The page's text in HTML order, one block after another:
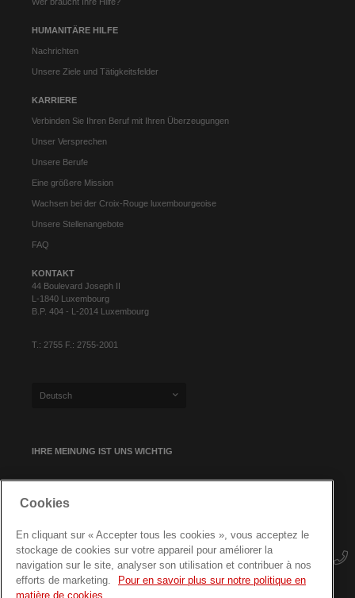
Wer braucht Ihre Hilfe?
HUMANITÄRE HILFE
Nachrichten
Unsere Ziele und Tätigkeitsfelder
KARRIERE
Verbinden Sie Ihren Beruf mit Ihren Überzeugungen
Unser Versprechen
Unsere Berufe
Eine größere Mission
Wachsen bei der Croix-Rouge luxembourgeoise
Unsere Stellenangebote
FAQ
KONTAKT
44 Boulevard Joseph II
L-1840 Luxembourg
B.P. 404 - L-2014 Luxembourg
T.: 2755 F.: 2755-2001
Deutsch
IHRE MEINUNG IST UNS WICHTIG
NEWSLETTER-ANMELDUNG
Cookies
En cliquant sur « Accepter tous les cookies », vous acceptez le
stockage de cookies sur votre appareil pour améliorer la
navigation sur le site, analyser son utilisation et contribuer à nos
efforts de marketing.
Pour en savoir plus sur notre politique en
matière de cookies